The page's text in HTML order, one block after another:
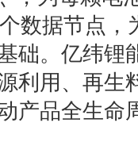
数据节点，
础。亿纬锂
利用、再生
产品全生命